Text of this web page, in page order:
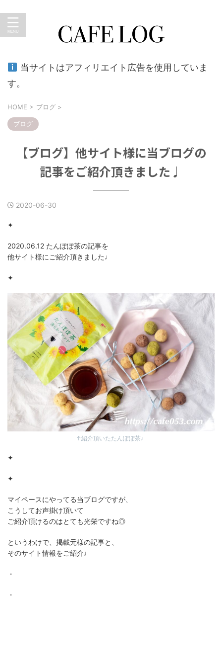
当サイトはアフィリエイト広告を使用していま
す。
HOME > ブログ >
ブログ
【ブログ】他サイト様に当ブログの
記事をご紹介頂きました♩
2020-06-30
✦
2020.06.12 たんぽぽ茶の記事を
他サイト様にご紹介頂きました♩
✦
↑紹介頂いたたんぽぽ茶♩
✦
✦
マイペースにやってる当ブログですが、
こうしてお声掛け頂いて
ご紹介頂けるのはとても光栄ですね◎
というわけで、掲載元様の記事と、
そのサイト情報をご紹介♩
・
・